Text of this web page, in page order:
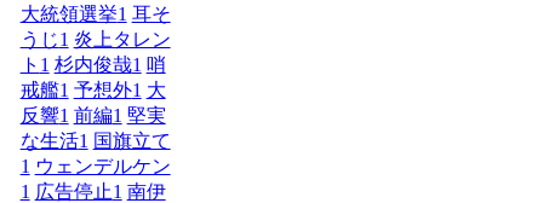
大統領選挙1 耳そ
うじ1 炎上タレン
ト 1 杉内俊哉1 哨
戒艦1 予想外1 大
反響1 前編1 堅実
な生活1 国旗立て
1 ウェンデルケン
1 広告停止1 南伊